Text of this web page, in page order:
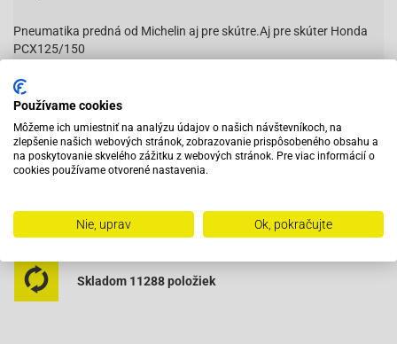
Pneumatika predná od Michelin aj pre skútre.Aj pre skúter Honda
PCX125/150
Vybavený servis s odborným vyškoleným personálom
Pri objednaní do 12:00 tovar zajtra u vás
Na trhu od roku 2007
Skladom 11288 položiek
Používame cookies
Môžeme ich umiestniť na analýzu údajov o našich návštevníkoch, na
zlepšenie našich webových stránok, zobrazovanie prispôsobeného obsahu a
na poskytovanie skvelého zážitku z webových stránok. Pre viac informácií o
cookies používame otvorené nastavenia.
Nie, uprav Ok, pokračujte